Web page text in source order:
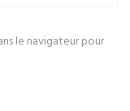
le navigateur pour